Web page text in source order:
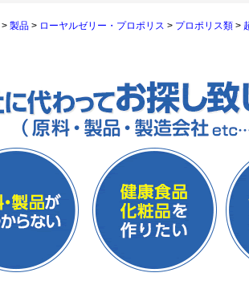
> 製品 > ローヤルゼリー・プロポリス > プロポリス類 >